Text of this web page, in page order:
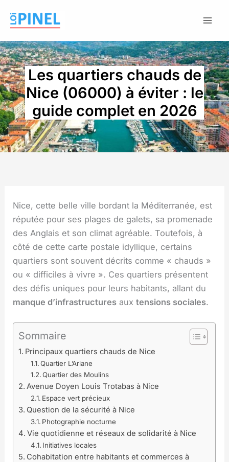
Les quartiers chauds de
Nice (06000) à éviter : le
guide complet en 2026
Nice, cette belle ville bordant la Méditerranée, est
réputée pour ses plages de galets, sa promenade
des Anglais et son climat agréable. Toutefois, à
côté de cette carte postale idyllique, certains
quartiers sont souvent décrits comme « chauds »
ou « difficiles à vivre ». Ces quartiers présentent
des défis uniques pour leurs habitants, allant du
manque d’infrastructures auxtensions sociales.
Sommaire
Principaux quartiers chauds de Nice
Quartier L’Ariane
Quartier des Moulins
Avenue Doyen Louis Trotabas à Nice
Espace vert précieux
Question de la sécurité à Nice
Photographie nocturne
Vie quotidienne et réseaux de solidarité à Nice
Initiatives locales
Cohabitation entre habitants et commerces à